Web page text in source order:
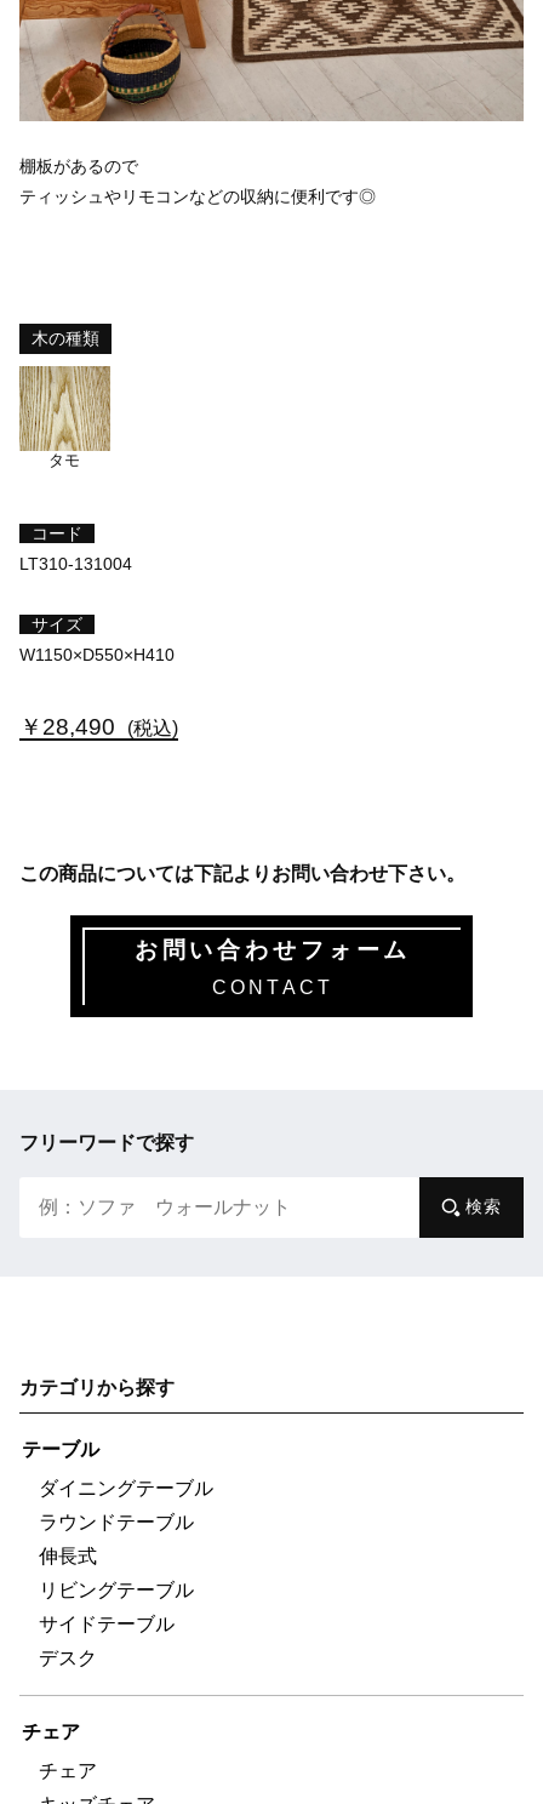
棚板があるので
ティッシュやリモコンなどの収納に便利です◎
木の種類
タモ
コード
LT310-131004
サイズ
W1150×D550×H410
￥28,490 (税込)
この商品については下記よりお問い合わせ下さい。
お問い合わせフォーム
CONTACT
フリーワードで探す
検索
カテゴリから探す
テーブル
ダイニングテーブル
ラウンドテーブル
伸長式
リビングテーブル
サイドテーブル
デスク
チェア
チェア